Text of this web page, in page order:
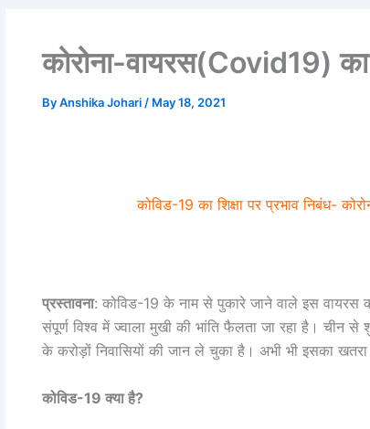
कोरोना-वायरस(Covid19) का
ByAnshika Johari / May 18, 2021
कोविड-19 का शिक्षा पर प्रभाव निबंध-
प्रस्तावना: कोविड-19 के नाम से पुकारे जाने वाले इस वायरस
संपूर्ण विश्व में ज्वाला मुखी की भांति फैलता जा रहा है। चीन
के करोड़ों निवासियों की जान ले चुका है। अभी भी इसका
कोविड-19 क्या है?